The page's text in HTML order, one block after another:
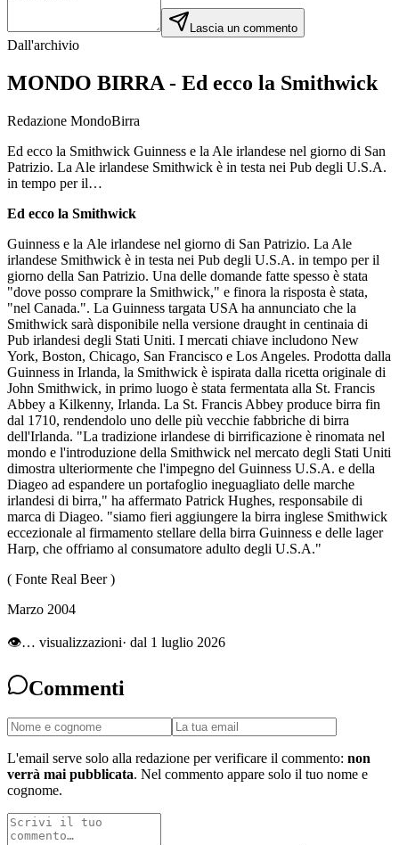
Lascia un commento
Dall'archivio
MONDO BIRRA - Ed ecco la Smithwick
Redazione MondoBirra
Ed ecco la Smithwick Guinness e la Ale irlandese nel giorno di San
Patrizio. La Ale irlandese Smithwick è in testa nei Pub degli U.S.A.
in tempo per il…
Ed ecco la Smithwick
Guinness e la Ale irlandese nel giorno di San Patrizio. La Ale
irlandese Smithwick è in testa nei Pub degli U.S.A. in tempo per il
giorno della San Patrizio. Una delle domande fatte spesso è stata
"dove posso comprare la Smithwick," e finora la risposta è stata,
"nel Canada.". La Guinness targata USA ha annunciato che la
Smithwick sarà disponibile nella versione draught in centinaia di
Pub irlandesi degli Stati Uniti. I mercati chiave includono New
York, Boston, Chicago, San Francisco e Los Angeles. Prodotta dalla
Guinness in Irlanda, la Smithwick è ispirata dalla ricetta originale di
John Smithwick, in primo luogo è stata fermentata alla St. Francis
Abbey a Kilkenny, Irlanda. La St. Francis Abbey produce birra fin
dal 1710, rendendolo uno delle più vecchie fabbriche di birra
dell'Irlanda. "La tradizione irlandese di birrificazione è rinomata nel
mondo e l'introduzione della Smithwick nel mercato degli Stati Uniti
dimostra ulteriormente che l'impegno del Guinness U.S.A. e della
Diageo ad espandere un portafoglio ineguagliato delle marche
irlandesi di birra," ha affermato Patrick Hughes, responsabile di
marca di Diageo. "siamo fieri aggiungere la birra inglese Smithwick
eccezionale al firmamento stellare della birra Guinness e delle lager
Harp, che offriamo al consumatore adulto degli U.S.A."
( Fonte Real Beer )
Marzo 2004
👁… visualizzazioni· dal 1 luglio 2026
Commenti
L'email serve solo alla redazione per verificare il commento: non
verrà mai pubblicata. Nel commento appare solo il tuo nome e
cognome.